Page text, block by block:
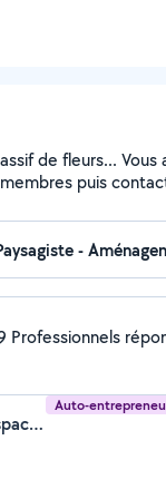
de fleurs...
puis
Professionnels
Auto-
Giovanni Cerci (Acer espaces verts & creation)